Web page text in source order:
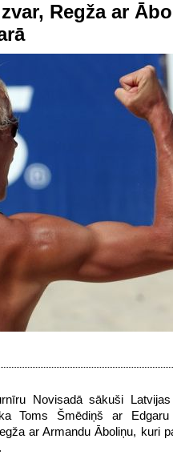
Regža ar
Novisadā sākuši Latvijas
Toms Šmēdiņš ar
ar Armandu Āboliņu, kuri